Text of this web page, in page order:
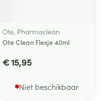
Ote, Pharmaclean
Ote Clean Flesje 40ml
€ 15,95
Niet beschikbaar